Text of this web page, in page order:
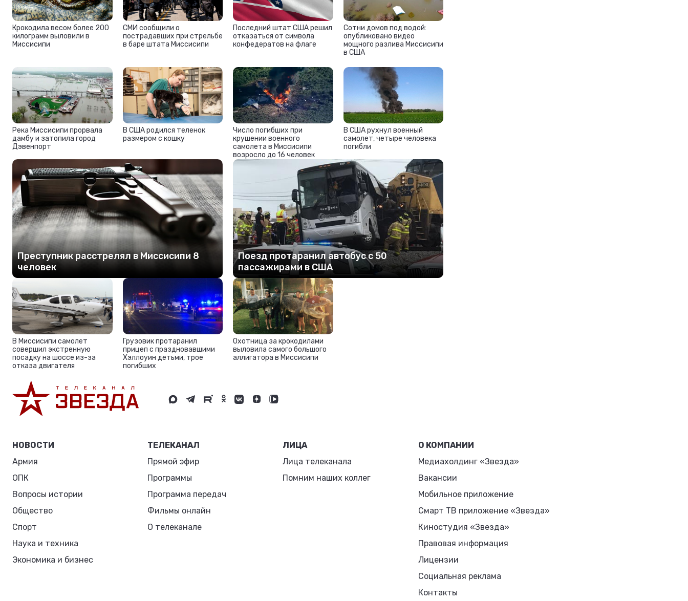
Крокодила весом более 200
килограмм выловили в
Миссисипи
СМИ сообщили о
пострадавших при стрельбе
в баре штата Миссисипи
Последний штат США решил
отказаться от символа
конфедератов на флаге
Сотни домов под водой:
опубликовано видео
мощного разлива Миссисипи
в США
Река Миссисипи прорвала
дамбу и затопила город
Дэвенпорт
В США родился теленок
размером с кошку
Число погибших при
крушении военного
самолета в Миссисипи
возросло до 16 человек
В США рухнул военный
самолет, четыре человека
погибли
Преступник расстрелял в Миссисипи 8
человек
Поезд протаранил автобус с 50
пассажирами в США
В Миссисипи самолет
совершил экстренную
посадку на шоссе из-за
отказа двигателя
Грузовик протаранил
прицеп с праздновавшими
Хэллоуин детьми, трое
погибших
Охотница за крокодилами
выловила самого большого
аллигатора в Миссисипи
НОВОСТИ
Армия
ОПК
Вопросы истории
Общество
Спорт
Наука и техника
Экономика и бизнес
ТЕЛЕКАНАЛ
Прямой эфир
Программы
Программа передач
Фильмы онлайн
О телеканале
ЛИЦА
Лица телеканала
Помним наших коллег
О КОМПАНИИ
Медиахолдинг «Звезда»
Вакансии
Мобильное приложение
Смарт ТВ приложение «Звезда»
Киностудия «Звезда»
Правовая информация
Лицензии
Социальная реклама
Контакты